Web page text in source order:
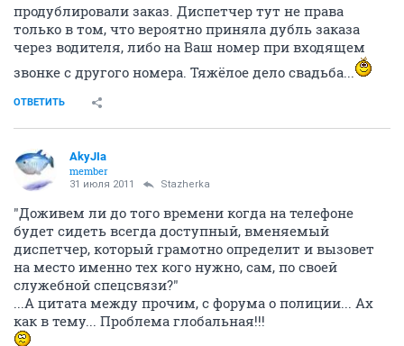
продублировали заказ. Диспетчер тут не права
только в том, что вероятно приняла дубль заказа
через водителя, либо на Ваш номер при входящем
звонке с другого номера. Тяжёлое дело свадьба...
ОТВЕТИТЬ
AkyJIa
member
31 июля 2011 Stazherka
"Доживем ли до того времени когда на телефоне
будет сидеть всегда доступный, вменяемый
диспетчер, который грамотно определит и вызовет
на место именно тех кого нужно, сам, по своей
служебной спецсвязи?"
...А цитата между прочим, с форума о полиции... Ах
как в тему... Проблема глобальная!!!